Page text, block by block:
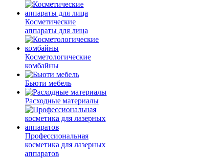
Косметические
аппараты для лица
Косметологические
комбайны
Бьюти мебель
Расходные материалы
Профессиональная
косметика для лазерных
аппаратов